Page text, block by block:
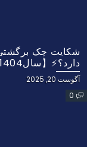
شکایت چک
دارد؟⚡【سال1404】⚖️
آگوست 20, 2025
0